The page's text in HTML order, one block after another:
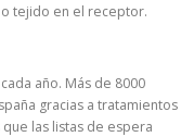
tejido en el receptor.
año. Más de 8000
gracias a tratamientos
las listas de espera